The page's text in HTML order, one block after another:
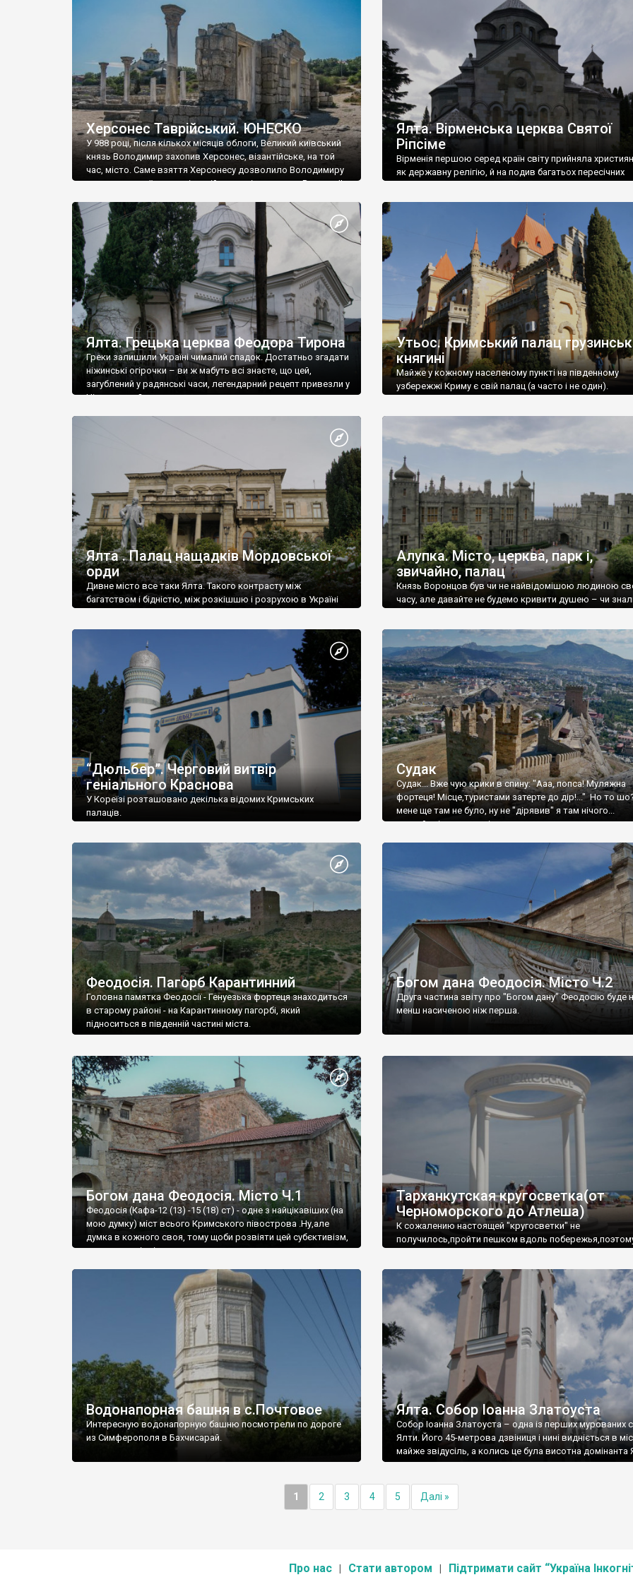
візантійської доби. Раритети викрадені з фондів об’єкту
культурної спадщини ЮНЕСКО «Херсонеса Таврійського».
Офіційно – на виставку «Золото Візантії», але експерти та
влада в Україні вважають це лише […]
називаються «повстяками» (postaki)…” “Вино. Крим
виробляє відмінне вино і його вдосталь: воно все
легке біле і дуже […]
Херсонес Таврійський. ЮНЕСКО
У 988 році, після кількох місяців облоги, Великий київський
князь Володимир захопив Херсонес, візантійське, на той
час, місто. Саме взяття Херсонесу дозволило Володимиру
диктувати свої умови візантійському імператору Василю ІІ,
Херсонесі Володимир-язичник, став Василем-
християнином. А потім було Хрещення Русі. На честь
Херсонесу Таврійського названо місто […]
Ялта. Вірменська церква Святої
Ріпсіме
Вірменія першою серед країн світу прийняла
як державну релігію, й на подив багатьох пересічних
Ялта. Грецька церква Феодора Тирона
Греки залишили Україні чималий спадок. Достатньо згадати
ніжинські огірочки – ви ж мабуть всі знаєте, що цей,
загублений у радянські часи, легендарний рецепт привезли у
Ніжин греки?
Утьос. Кримський палац
княгині
Майже у кожному населеному пункті на південному
узбережжі Криму є свій палац (а часто і не один).
Ялта . Палац нащадків Мордовської
орди
Дивне місто все таки Ялта. Такого контрасту між
багатством і бідністю, між розкішшю і розрухою в Україні
Алупка. Місто, церква, парк і,
звичайно, палац
Князь Воронцов був чи не найвідомішою людиною
часу, але давайте не будемо кривити душею – чи
“Дюльбер”. Черговий витвір
геніального Краснова
У Кореїзі розташовано декілька відомих Кримських
палаців.
Судак
Судак... Вже чую крики в спину: "Ааа, попса! Муляжна
фортеця! Місце,туристами затерте до дір!..." Но то
мене ще там не було, ну не "дірявив" я там нічого...
принаймні до цього літа.
Феодосія. Пагорб Карантинний
Головна памятка Феодосії - Генуезька фортеця знаходиться
в старому районі - на Карантинному пагорбі, який
підноситься в південній частині міста.
Богом дана Феодосія. Місто Ч.2
Друга частина звіту про "Богом дану" Феодосію буде
менш насиченою ніж перша.
Богом дана Феодосія. Місто Ч.1
Феодосія (Кафа-12 (13) -15 (18) ст) - одне з найцікавіших (на
мою думку) міст всього Кримського півострова .Ну,але
думка в кожного своя, тому щоби розвіяти цей субєктивізм,
запрошую відвідати це
Тарханкутская кругосветка(от
Черноморского до Атлеша)
К сожалению настоящей "кругосветки" не
получилось,пройти пешком вдоль
Водонапорная башня в с.Почтовое
Интересную водонапорную башню посмотрели по дороге
из Симферополя в Бахчисарай.
Ялта. Собор Іоанна Златоуста
Собор Іоанна Златоуста – одна із перших мурованих
Ялти. Його 45-метрова дзвіниця і нині видніється в
майже звідусіль, а колись це була висотна домінанта
1 2 3 4 5 Далі »
Про нас Стати автором Підтримати сайт “Україна